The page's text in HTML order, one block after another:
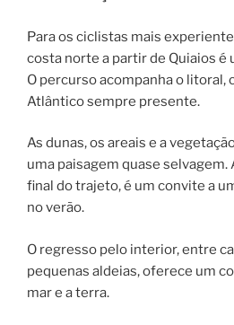
Para os ciclistas mais
costa norte a partir de Quiaios
O percurso acompanha o litoral,
Atlântico sempre presente.
As dunas, os areais e a
uma paisagem quase selvagem.
final do trajeto, é um convite a
no verão.
O regresso pelo interior, entre
pequenas aldeias, oferece um
mar e a terra.